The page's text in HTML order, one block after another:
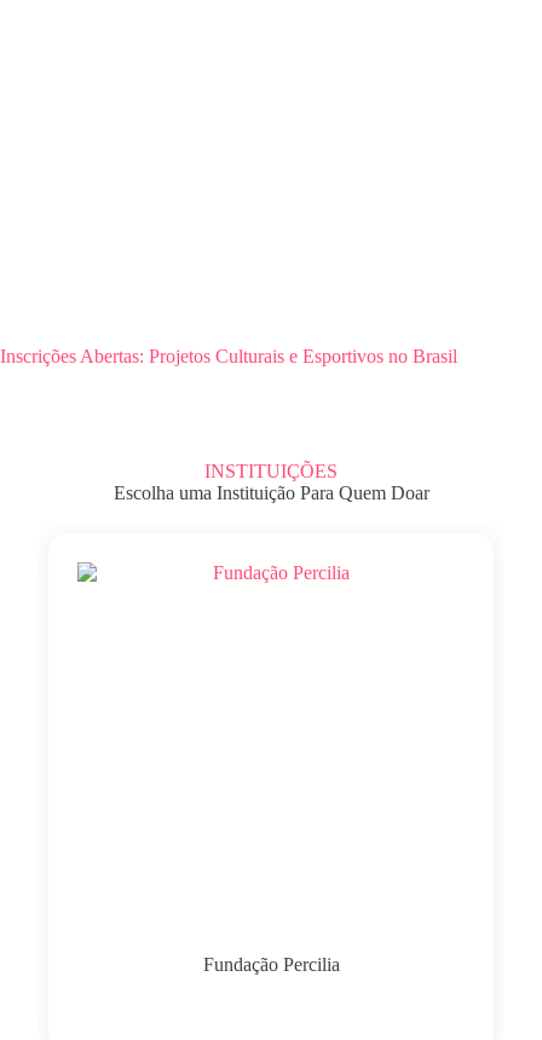
Inscrições Abertas: Projetos Culturais e Esportivos no Brasil
INSTITUIÇÕES
Escolha uma Instituição Para Quem Doar
Fundação Percilia